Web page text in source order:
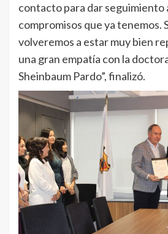
contacto para dar seguimiento
compromisos que ya tenemos.
volveremos a estar muy bien
una gran empatía con la
Sheinbaum Pardo”, finalizó.